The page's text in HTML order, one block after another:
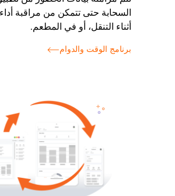
السحابة حتى تتمكن من مراقبة
أثناء التنقل، أو في المطعم.
برنامج الوقت والدوام